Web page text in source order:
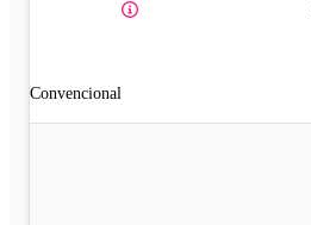
Convencional